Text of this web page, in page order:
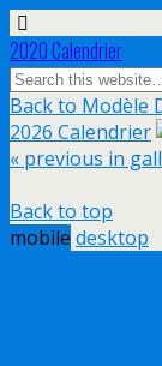
2020 Calendrier
Back to Modèle
2026 Calendrier
« previous in
Back to top
mobile desktop